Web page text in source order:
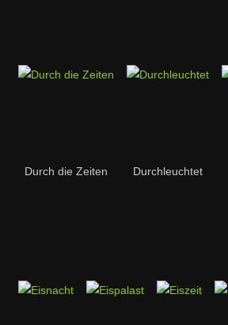
Durch die Zeiten Durchleuchtet